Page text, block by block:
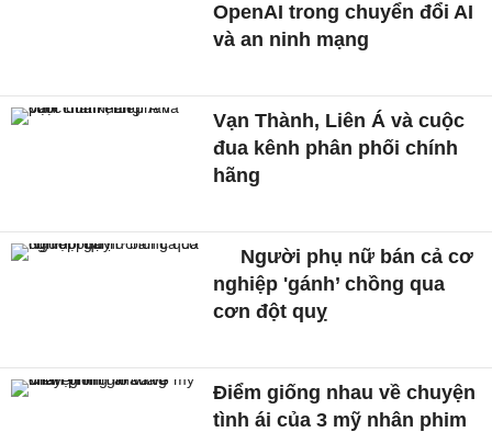
OpenAI trong chuyển đổi AI
và an ninh mạng
Vạn Thành, Liên Á và cuộc
đua kênh phân phối chính
hãng
Người phụ nữ bán cả cơ
nghiệp 'gánh’ chồng qua
cơn đột quỵ
Điểm giống nhau về chuyện
tình ái của 3 mỹ nhân phim